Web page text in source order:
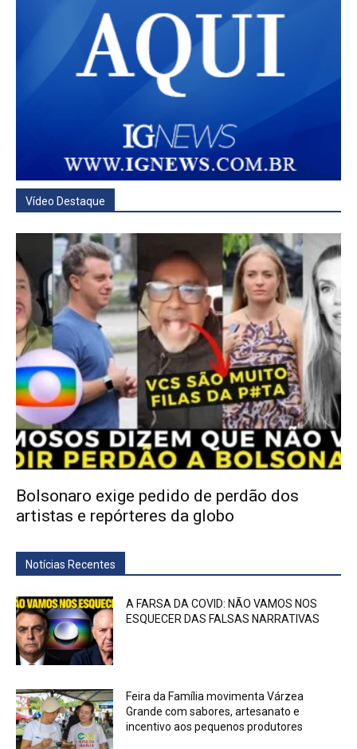
Vídeo Destaque
Bolsonaro exige pedido de perdão dos
artistas e repórteres da globo
Notícias Recentes
A FARSA DA COVID: NÃO VAMOS NOS
ESQUECER DAS FALSAS NARRATIVAS
Feira da Família movimenta Várzea
Grande com sabores, artesanato e
incentivo aos pequenos produtores